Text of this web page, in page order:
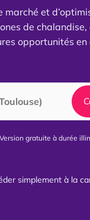
et
de
opportunités en
gratuite à durée
simplement à la